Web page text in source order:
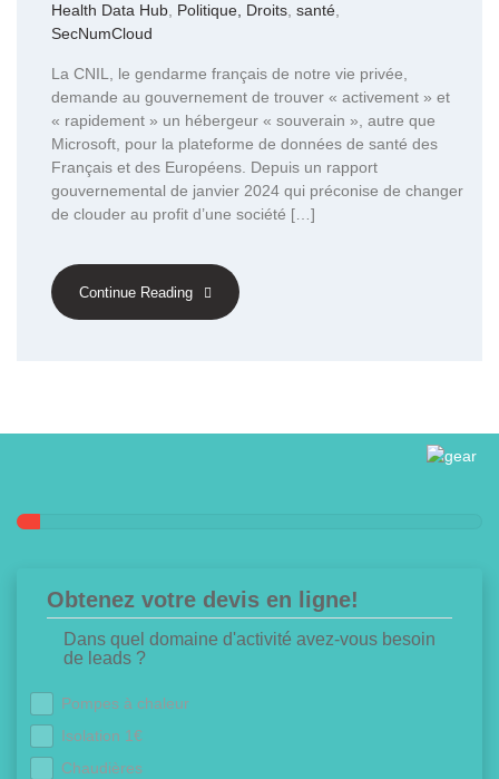
Health Data Hub, Politique, Droits, santé,
SecNumCloud
La CNIL, le gendarme français de notre vie privée,
demande au gouvernement de trouver « activement » et
« rapidement » un hébergeur « souverain », autre que
Microsoft, pour la plateforme de données de santé des
Français et des Européens. Depuis un rapport
gouvernemental de janvier 2024 qui préconise de changer
de clouder au profit d’une société […]
Continue Reading
Obtenez votre devis en ligne!
Dans quel domaine d'activité avez-vous besoin
de leads ?
Pompes à chaleur
Isolation 1€
Chaudières